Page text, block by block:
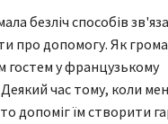
безліч способів
про допомогу. Як
гостем у французькому
Деякий час тому, коли
допоміг їм створити